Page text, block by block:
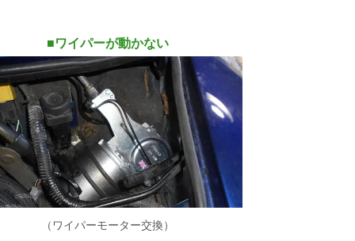
■ワイパーが動かない
（ワイパーモーター交換）